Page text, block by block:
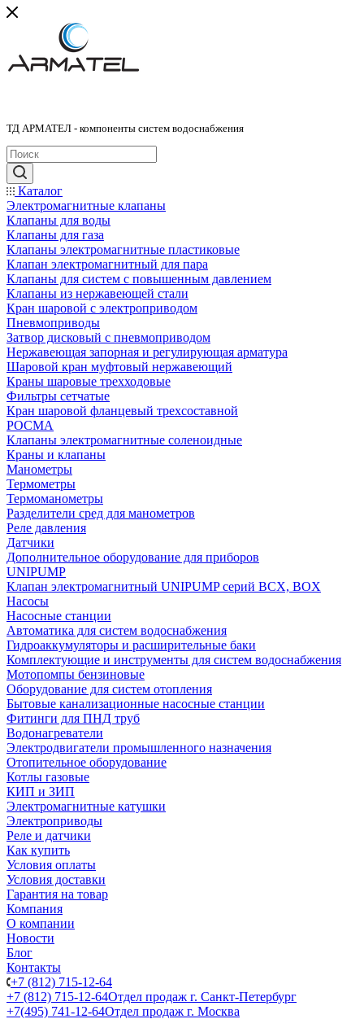
ТД АРМАТЕЛ - компоненты систем водоснабжения
Каталог
Электромагнитные клапаны
Клапаны для воды
Клапаны для газа
Клапаны электромагнитные пластиковые
Клапан электромагнитный для пара
Клапаны для систем с повышенным давлением
Клапаны из нержавеющей стали
Кран шаровой с электроприводом
Пневмоприводы
Затвор дисковый с пневмоприводом
Нержавеющая запорная и регулирующая арматура
Шаровой кран муфтовый нержавеющий
Краны шаровые трехходовые
Фильтры сетчатые
Кран шаровой фланцевый трехсоставной
РОСМА
Клапаны электромагнитные соленоидные
Краны и клапаны
Манометры
Термометры
Термоманометры
Разделители сред для манометров
Реле давления
Датчики
Дополнительное оборудование для приборов
UNIPUMP
Клапан электромагнитный UNIPUMP серий BCX, BOX
Насосы
Насосные станции
Автоматика для систем водоснабжения
Гидроаккумуляторы и расширительные баки
Комплектующие и инструменты для систем водоснабжения
Мотопомпы бензиновые
Оборудование для систем отопления
Бытовые канализационные насосные станции
Фитинги для ПНД труб
Водонагреватели
Электродвигатели промышленного назначения
Отопительное оборудование
Котлы газовые
КИП и ЗИП
Электромагнитные катушки
Электроприводы
Реле и датчики
Как купить
Условия оплаты
Условия доставки
Гарантия на товар
Компания
О компании
Новости
Блог
Контакты
+7 (812) 715-12-64
+7 (812) 715-12-64Отдел продаж г. Санкт-Петербург
+7(495) 741-12-64Отдел продаж г. Москва